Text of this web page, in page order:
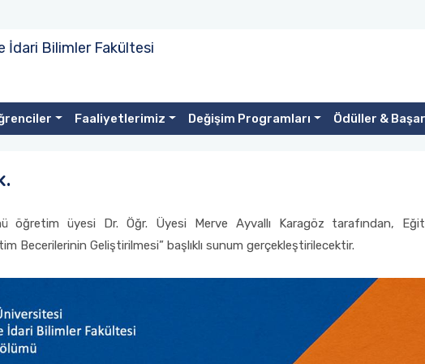
İdari Bilimler Fakültesi
Faaliyetlerimiz Değişim Programları Ödüller &
öğretim üyesi Dr. Öğr. Üyesi Merve Ayvallı Karagöz tarafından,
Becerilerinin Geliştirilmesi” başlıklı sunum gerçekleştirilecektir.